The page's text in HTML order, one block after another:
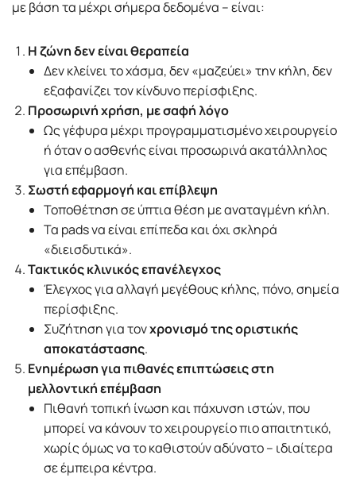
με βάση τα μέχρι σήμερα δεδομένα – είναι:
Η ζώνη δεν είναι θεραπεία
Δεν κλείνει το χάσμα, δεν «μαζεύει» την κήλη, δεν
εξαφανίζει τον κίνδυνο περίσφιξης.
Προσωρινή χρήση, με σαφή λόγο
Ως γέφυρα μέχρι προγραμματισμένο χειρουργείο
ή όταν ο ασθενής είναι προσωρινά ακατάλληλος
για επέμβαση.
Σωστή εφαρμογή και επίβλεψη
Τοποθέτηση σε ύπτια θέση με αναταγμένη κήλη.
Τα pads να είναι επίπεδα και όχι σκληρά
«διεισδυτικά».
Τακτικός κλινικός επανέλεγχος
Έλεγχος για αλλαγή μεγέθους κήλης, πόνο, σημεία
περίσφιξης.
Συζήτηση για τονχρονισμό της οριστικής
αποκατάστασης.
Ενημέρωση για πιθανές επιπτώσεις στη
μελλοντική επέμβαση
Πιθανή τοπική ίνωση και πάχυνση ιστών, που
μπορεί να κάνουν το χειρουργείο πιο απαιτητικό,
χωρίς όμως να το καθιστούν αδύνατο – ιδιαίτερα
σε έμπειρα κέντρα.